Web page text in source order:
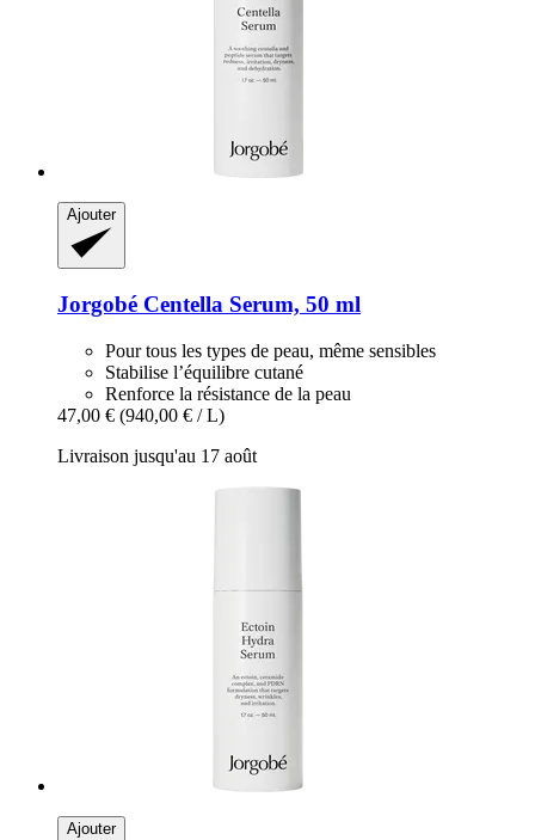
Ajouter
Jorgobé Centella Serum, 50 ml
Pour tous les types de peau, même sensibles
Stabilise l’équilibre cutané
Renforce la résistance de la peau
47,00 € (940,00 € / L)
Livraison jusqu'au 17 août
Ajouter